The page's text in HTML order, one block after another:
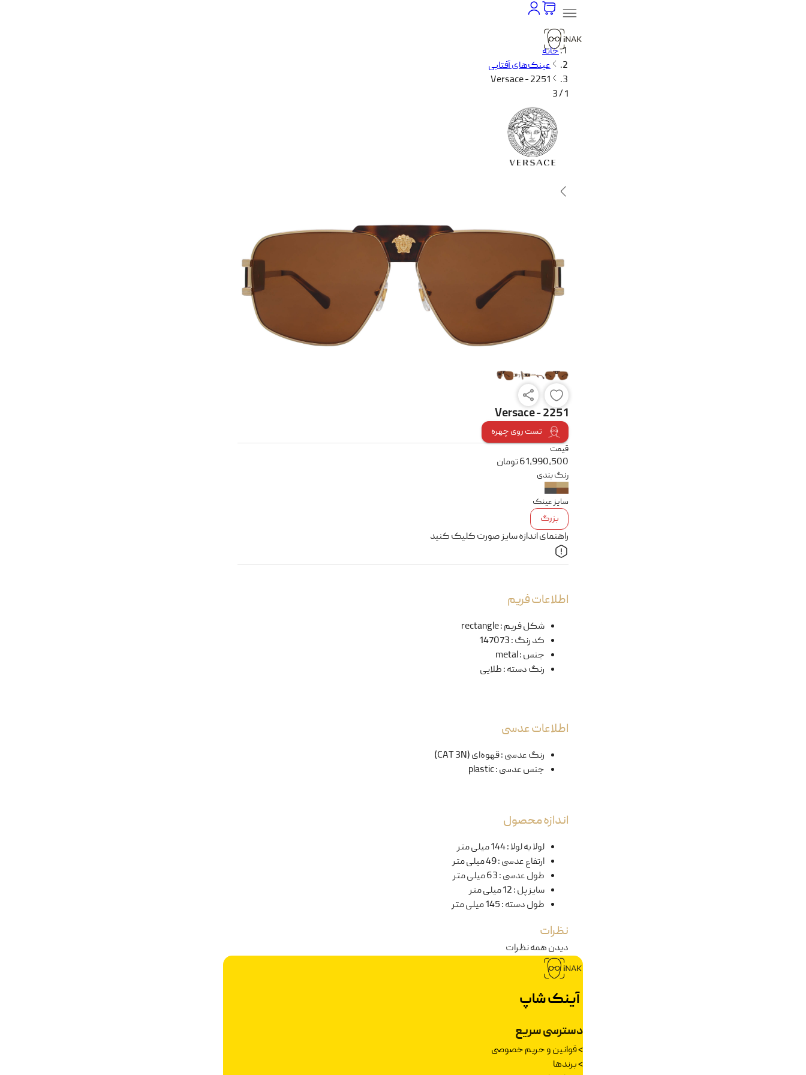
خانه
عینک‌های آفتابی
Versace - 2251
1 / 3
Versace - 2251
تست روی چهره
قیمت
61,990,500تومان
رنگ بندی
سایز عینک
بزرگ
راهنمای اندازه سایز صورت کلیک کنید
اطلاعات فریم
شکل فریم:
rectangle
کد رنگ:
147073
جنس:
metal
رنگ دسته:طلایی
اطلاعات عدسی
رنگ عدسی:قهوه‌ای (CAT 3N)
جنس عدسی:
plastic
اندازه محصول
لولا به لولا:144 میلی متر
ارتفاع عدسی:49 میلی متر
طول عدسی:63 میلی متر
سایز پل:12 میلی متر
طول دسته:145 میلی متر
نظرات
دیدن همه نظرات
آینک شاپ
دسترسی سریع
>قوانین و حریم خصوصی
>برندها